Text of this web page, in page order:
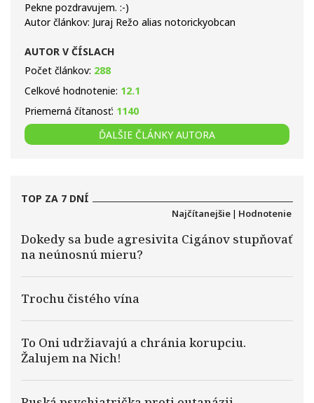
Pekne pozdravujem. :-)
Autor článkov: Juraj Režo alias notorickyobcan
AUTOR V ČÍSLACH
Počet článkov: 288
Celkové hodnotenie: 12.1
Priemerná čítanosť: 1140
ĎALŠIE ČLÁNKY AUTORA
TOP ZA 7 DNÍ
Najčítanejšie | Hodnotenie
Dokedy sa bude agresivita Cigánov stupňovať
na neúnosnú mieru?
Trochu čistého vína
To Oni udržiavajú a chránia korupciu.
Žalujem na Nich!